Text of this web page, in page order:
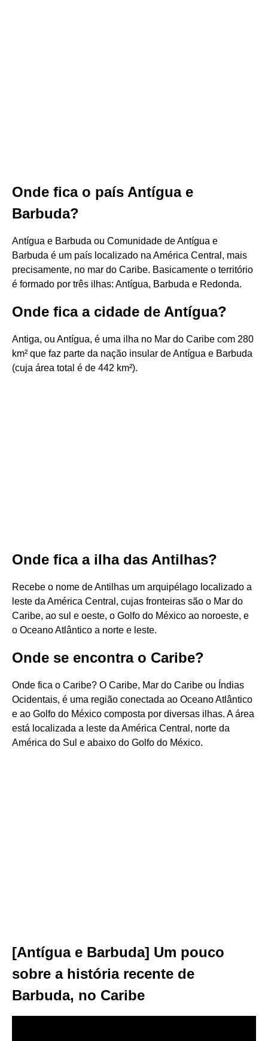
Onde fica o país Antígua e
Barbuda?
Antígua e Barbuda ou Comunidade de Antígua e
Barbuda é um país localizado na América Central, mais
precisamente, no mar do Caribe. Basicamente o território
é formado por três ilhas: Antígua, Barbuda e Redonda.
Onde fica a cidade de Antígua?
Antiga, ou Antígua, é uma ilha no Mar do Caribe com 280
km² que faz parte da nação insular de Antígua e Barbuda
(cuja área total é de 442 km²).
Onde fica a ilha das Antilhas?
Recebe o nome de Antilhas um arquipélago localizado a
leste da América Central, cujas fronteiras são o Mar do
Caribe, ao sul e oeste, o Golfo do México ao noroeste, e
o Oceano Atlântico a norte e leste.
Onde se encontra o Caribe?
Onde fica o Caribe? O Caribe, Mar do Caribe ou Índias
Ocidentais, é uma região conectada ao Oceano Atlântico
e ao Golfo do México composta por diversas ilhas. A área
está localizada a leste da América Central, norte da
América do Sul e abaixo do Golfo do México.
[Antígua e Barbuda] Um pouco
sobre a história recente de
Barbuda, no Caribe